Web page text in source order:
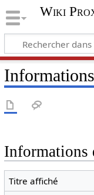
Wiki
Informations
Titre affiché